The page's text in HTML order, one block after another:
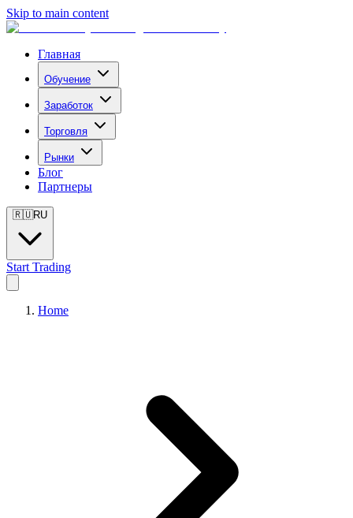
Skip to main content
Главная
Обучение
Заработок
Торговля
Рынки
Блог
Партнеры
🇷🇺RU
Start Trading
Home